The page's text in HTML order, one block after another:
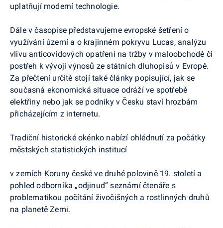
uplatňují moderní technologie.
Dále v časopise představujeme evropské šetření o
využívání území a o krajinném pokryvu Lucas, analýzu
vlivu anticovidových opatření na tržby v maloobchodě či
postřeh k vývoji výnosů ze státních dluhopisů v Evropě.
Za přečtení určitě stojí také články popisující, jak se
současná ekonomická situace odráží ve spotřebě
elektřiny nebo jak se podniky v Česku staví hrozbám
přicházejícím z internetu.
Tradiční historické okénko nabízí ohlédnutí za počátky
městských statistických institucí
v zemích Koruny české ve druhé polovině 19. století a
pohled odborníka „odjinud“ seznámí čtenáře s
problematikou počítání živočišných a rostlinných druhů
na planetě Zemi.